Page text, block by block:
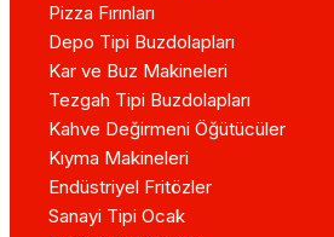
Pizza Fırınları
Depo Tipi Buzdolapları
Kar ve Buz Makineleri
Tezgah Tipi Buzdolapları
Kahve Değirmeni Öğütücüler
Kıyma Makineleri
Endüstriyel Fritözler
Sanayi Tipi Ocak